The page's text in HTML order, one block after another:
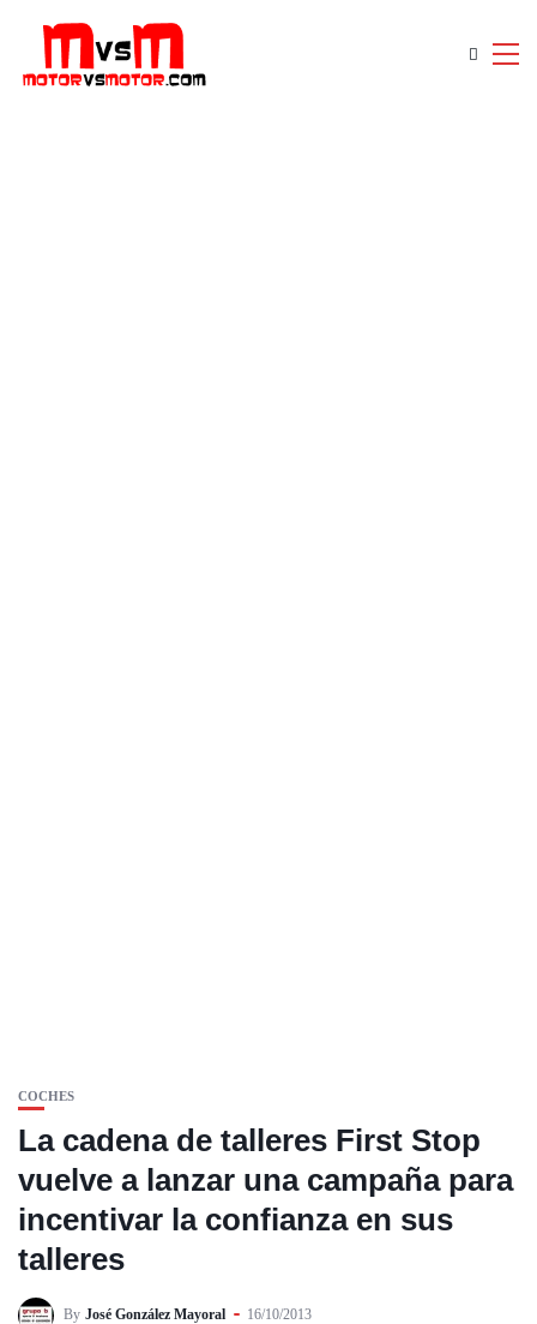
COCHES
La cadena de talleres First Stop
vuelve a lanzar una campaña para
incentivar la confianza en sus
talleres
By José González Mayoral 16/10/2013